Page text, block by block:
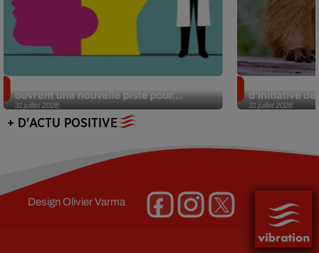
31 juillet 2026
ouvrent une nouvelle piste pour...
31 juillet 2026
d’initiative
+ D'ACTU POSITIVE
DesignOlivier Varma